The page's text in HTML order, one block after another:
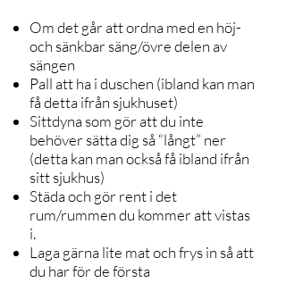
Om det går att ordna med en höj-
och sänkbar säng/övre delen av
sängen
Pall att ha i duschen (ibland kan man
få detta ifrån sjukhuset)
Sittdyna som gör att du inte
behöver sätta dig så “långt” ner
(detta kan man också få ibland ifrån
sitt sjukhus)
Städa och gör rent i det
rum/rummen du kommer att vistas
i.
Laga gärna lite mat och frys in så att
du har för de första